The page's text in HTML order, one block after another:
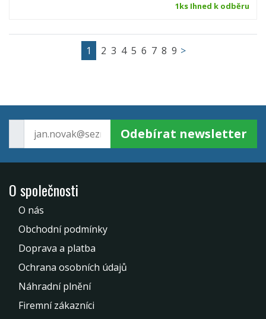
1ks Ihned k odběru
1 2 3 4 5 6 7 8 9 >
Odebírat newsletter
O společnosti
O nás
Obchodní podmínky
Doprava a platba
Ochrana osobních údajů
Náhradní plnění
Firemní zákazníci